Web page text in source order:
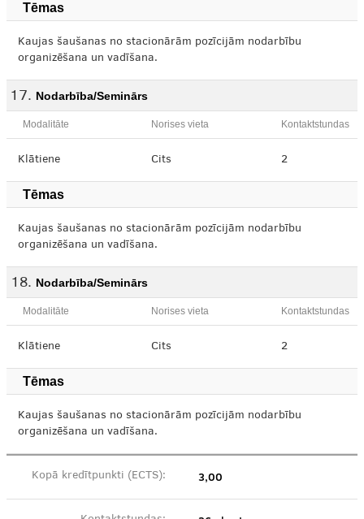
Tēmas
Kaujas šaušanas no stacionārām pozīcijām nodarbību
organizēšana un vadīšana.
Nodarbība/Seminārs
Modalitāte Norises vieta Kontaktstundas
Klātiene Cits 2
Tēmas
Kaujas šaušanas no stacionārām pozīcijām nodarbību
organizēšana un vadīšana.
Nodarbība/Seminārs
Modalitāte Norises vieta Kontaktstundas
Klātiene Cits 2
Tēmas
Kaujas šaušanas no stacionārām pozīcijām nodarbību
organizēšana un vadīšana.
Kopā kredītpunkti (ECTS): 3,00